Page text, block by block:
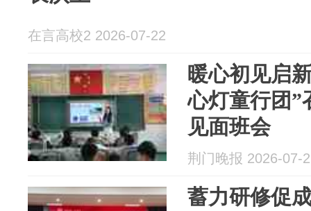
在言高校2 2026-07-22
暖心初见启
心灯童行团”
见面班会
荆门晚报 2026-07-
蓄力研修促